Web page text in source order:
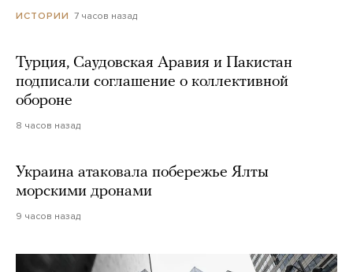
ИСТОРИИ 7 часов назад
Турция, Саудовская Аравия и Пакистан
подписали соглашение о коллективной
обороне
8 часов назад
Украина атаковала побережье Ялты
морскими дронами
9 часов назад